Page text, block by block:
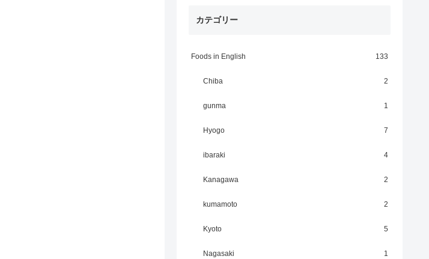
カテゴリー
Foods in English 133
Chiba 2
gunma 1
Hyogo 7
ibaraki 4
Kanagawa 2
kumamoto 2
Kyoto 5
Nagasaki 1